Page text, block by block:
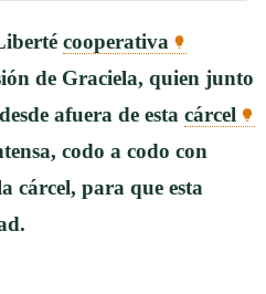
cooperativa
de Graciela, quien junto
afuera de esta cárcel
codo a codo con
cárcel, para que esta